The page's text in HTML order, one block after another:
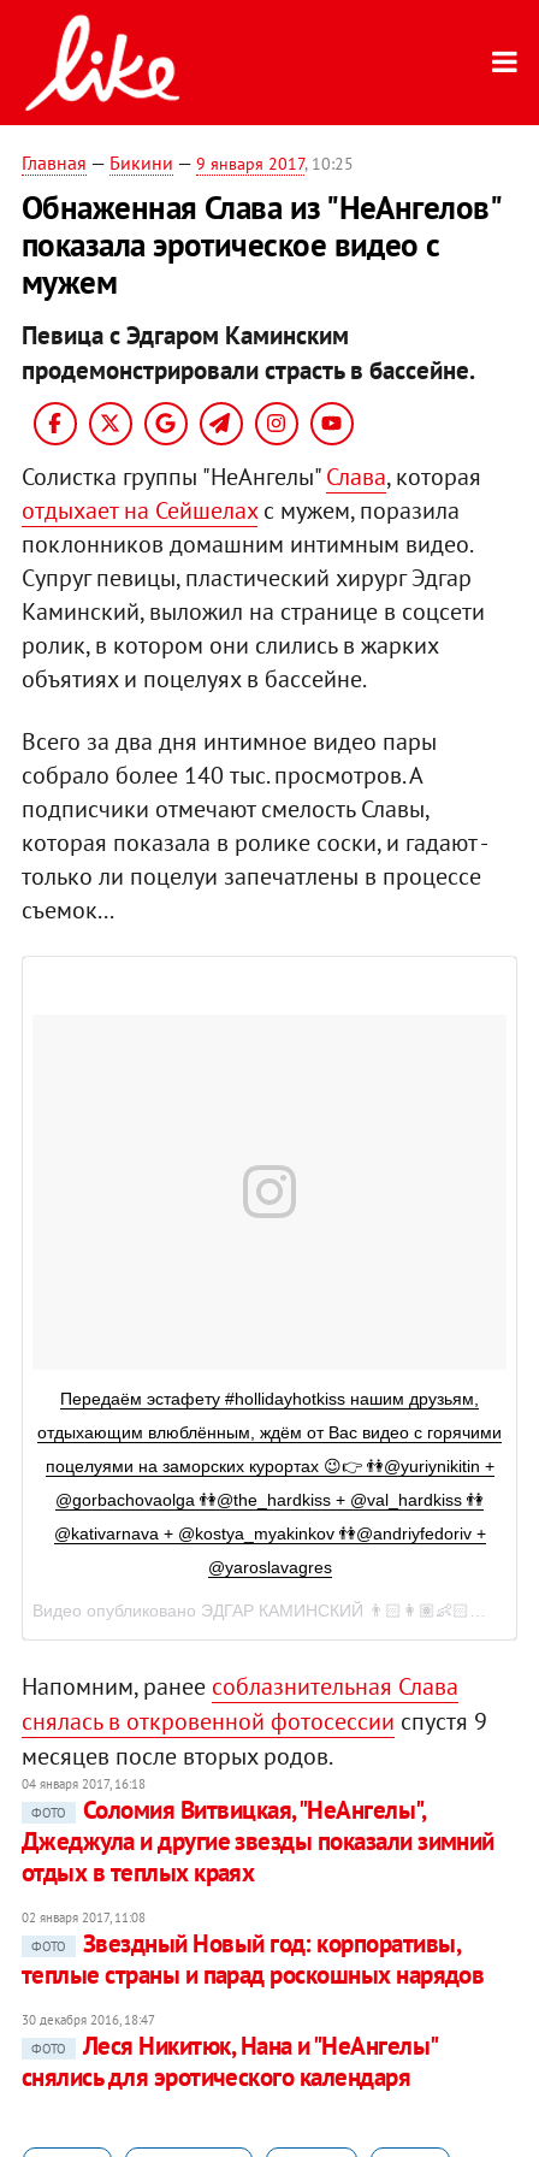
Главная — Бикини — 9 января 2017, 10:25
Обнаженная Слава из "НеАнгелов"
показала эротическое видео с
мужем
Певица с Эдгаром Каминским
продемонстрировали страсть в бассейне.
Солистка группы "НеАнгелы"Слава, которая
отдыхает на Сейшелахс мужем, поразила
поклонников домашним интимным видео.
Супруг певицы, пластический хирург Эдгар
Каминский, выложил на странице в соцсети
ролик, в котором они слились в жарких
объятиях и поцелуях в бассейне.
Всего за два дня интимное видео пары
собрало более 140 тыс. просмотров. А
подписчики отмечают смелость Славы,
которая показала в ролике соски, и гадают -
только ли поцелуи запечатлены в процессе
съемок...
Передаём эстафету #hollidayhotkiss нашим друзьям,
отдыхающим влюблённым, ждём от Вас видео с горячими
поцелуями на заморских курортах 😉👉 👫@yuriynikitin +
@gorbachovaolga 👫@the_hardkiss + @val_hardkiss 👫
@kativarnava + @kostya_myakinkov 👫@andriyfedoriv +
@yaroslavagres
Напомним, ранее соблазнительная Слава
снялась в откровенной фотосессии спустя 9
месяцев после вторых родов.
04 января 2017, 16:18
ФОТО
Соломия Витвицкая, "НеАнгелы",
Джеджула и другие звезды показали зимний
отдых в теплых краях
02 января 2017, 11:08
ФОТО
Звездный Новый год: корпоративы,
теплые страны и парад роскошных нарядов
30 декабря 2016, 18:47
ФОТО
Леся Никитюк, Нана и "НеАнгелы"
снялись для эротического календаря